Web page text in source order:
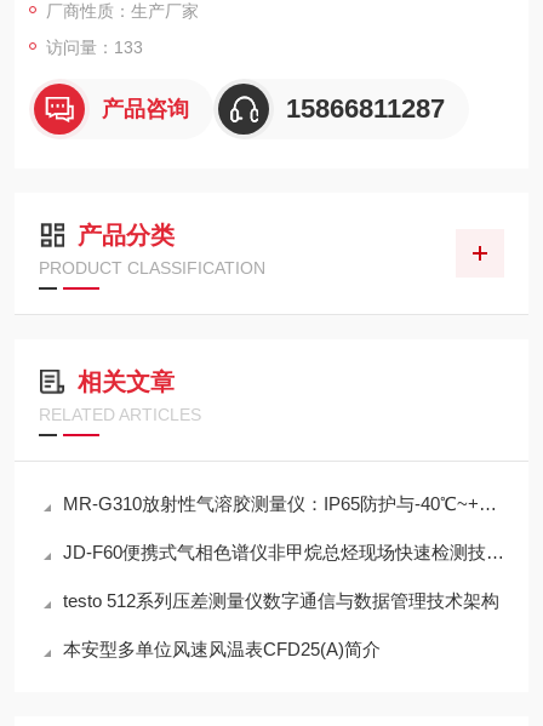
偿测量角度，数据可存储32K条并导出。
厂商性质：生产厂家
访问量：133
产品咨询 15866811287
产品分类
PRODUCT CLASSIFICATION
相关文章
RELATED ARTICLES
MR-G310放射性气溶胶测量仪：IP65防护与-40℃~+50℃宽温工作能力
JD-F60便携式气相色谱仪非甲烷总烃现场快速检测技术方案
testo 512系列压差测量仪数字通信与数据管理技术架构
本安型多单位风速风温表CFD25(A)简介